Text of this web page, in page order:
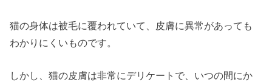
猫の身体は被毛に覆われていて、皮膚に異常があっても
わかりにくいものです。
しかし、猫の皮膚は非常にデリケートで、いつの間にか